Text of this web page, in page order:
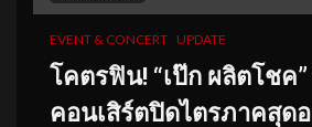
EVENT & CONCERT UPDATE
โคตรฟิน! “เป๊ก ผลิตโชค
คอนเสิร์ตปิดไตรภาคสุด